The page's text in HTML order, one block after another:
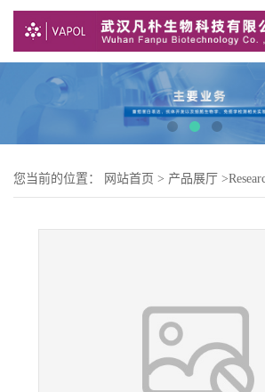
您当前的位置： 网站首页 > 产品展厅 >